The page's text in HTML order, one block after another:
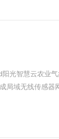
光智慧云农业气
局域无线传感器